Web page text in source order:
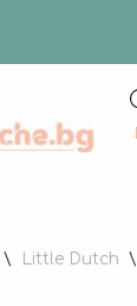
\ Little Dutch \